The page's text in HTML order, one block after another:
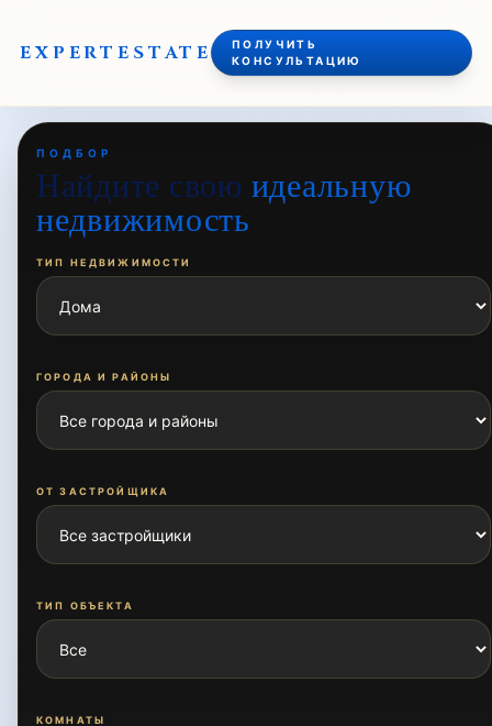
EXPERTESTATE
ПОЛУЧИТЬ
КОНСУЛЬТАЦИЮ
ПОДБОР
Найдите свою идеальную
недвижимость
ТИП НЕДВИЖИМОСТИ
ГОРОДА И РАЙОНЫ
ОТ ЗАСТРОЙЩИКА
ТИП ОБЪЕКТА
КОМНАТЫ